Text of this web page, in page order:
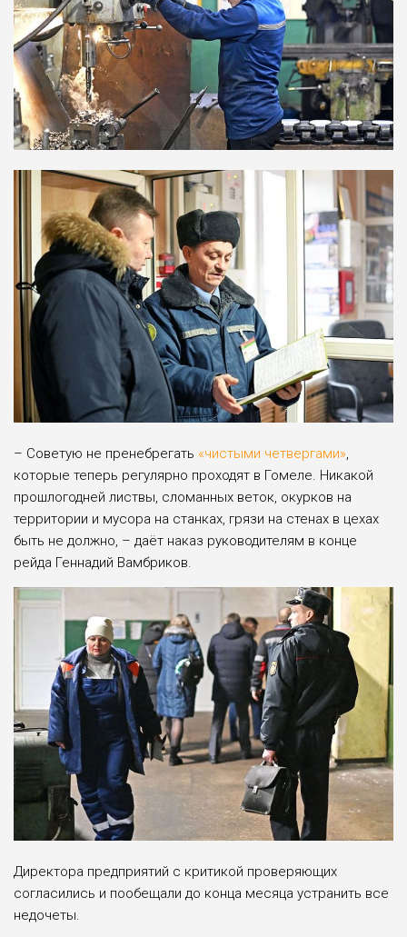
– Советую не пренебрегать «чистыми четвергами»,
которые теперь регулярно проходят в Гомеле. Никакой
прошлогодней листвы, сломанных веток, окурков на
территории и мусора на станках, грязи на стенах в цехах
быть не должно, – даёт наказ руководителям в конце
рейда Геннадий Вамбриков.
Директора предприятий с критикой проверяющих
согласились и пообещали до конца месяца устранить все
недочеты.